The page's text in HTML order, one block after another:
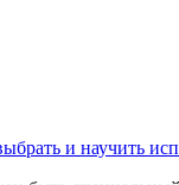
и научить